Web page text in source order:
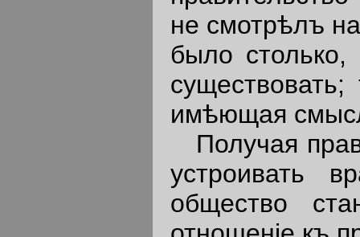
не смотрѣлъ
было
имѣющая
Получая
устроивать
общество